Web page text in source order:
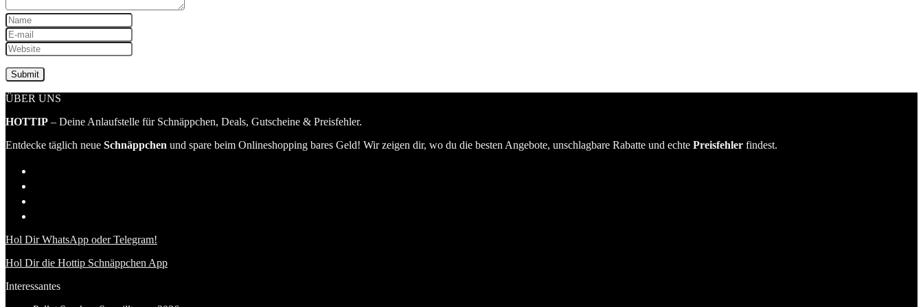
ÜBER UNS
HOTTIP – Deine Anlaufstelle für Schnäppchen, Deals, Gutscheine & Preisfehler.
Entdecke täglich neue Schnäppchen und spare beim Onlineshopping bares Geld! Wir zeigen dir, wo du die besten Angebote, unschlagbare Rabatte und echte Preisfehler findest.
Hol Dir WhatsApp oder Telegram!
Hol Dir die Hottip Schnäppchen App
Interessantes